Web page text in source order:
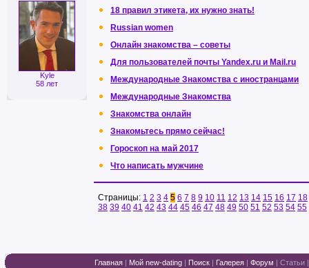
Kyle
58 лет
18 правил этикета, их нужно знать!
Russian women
Онлайн знакомства – советы
Для пользователей почты Yandex.ru и Mail.ru
Международные Знакомства с иностранцами
Международные Знакомства
Знакомства онлайн
Знакомьтесь прямо сейчас!
Гороскоп на май 2017
Что написать мужчине
Страницы: 1 2 3 4 5 6 7 8 9 10 11 12 13 14 15 16 17 18
38 39 40 41 42 43 44 45 46 47 48 49 50 51 52 53 54 55
Главная | Мой new-dating | Поиск | Галерея | Форум | Статьи